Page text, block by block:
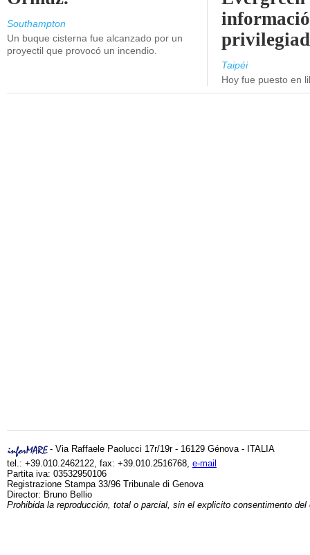
Southampton
Un buque cisterna fue alcanzado por un
proyectil que provocó un incendio.
Taipéi
Hoy fue puesto en
- Via Raffaele Paolucci 17r/19r - 16129 Génova - ITALIA
tel.: +39.010.2462122, fax: +39.010.2516768, e-mail
Partita iva: 03532950106
Registrazione Stampa 33/96 Tribunale di Genova
Director: Bruno Bellio
Prohibida la reproducción, total o parcial, sin el explicito consentimento del